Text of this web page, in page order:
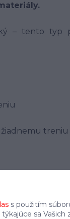
– tento typ
štartovanie
s použitím
sa Vašich